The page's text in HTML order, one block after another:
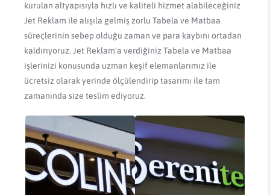
kurulan altyapısıyla hızlı ve kaliteli hizmet alabileceğiniz
Jet Reklam ile alışıla gelmiş zorlu Tabela ve Matbaa
süreçlerinin sebep olduğu zaman ve para kaybını ortadan
kaldırıyoruz. Jet Reklam'a verdiğiniz Tabela ve Matbaa
işlerinizi konusunda uzman keşif elemanlarımız ile
ücretsiz olarak yerinde ölçülendirip tasarımı ile tam
zamanında size teslim ediyoruz.